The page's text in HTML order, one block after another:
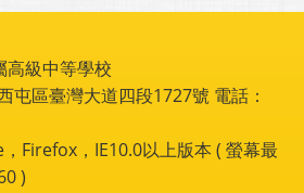
高級中等學校
屯區臺灣大道四段1727號 電話：
Firefox，IE10.0以上版本 ( 螢幕最
)